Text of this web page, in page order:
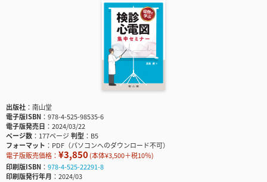
出版社
南山堂
電子版ISBN
978-4-525-98535-6
電子版発売日
2024/03/22
ページ数
177ページ判型
B5
フォーマット
PDF（パソコンへのダウンロード不可）
電子版販売価格： ¥3,850(本体¥3,500＋税10％)
印刷版ISBN
978-4-525-22291-8
印刷版発行年月
2024/03